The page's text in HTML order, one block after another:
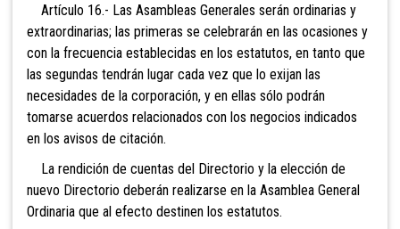
Artículo 16.- Las Asambleas Generales serán ordinarias y
extraordinarias; las primeras se celebrarán en las ocasiones y
con la frecuencia establecidas en los estatutos, en tanto que
las segundas tendrán lugar cada vez que lo exijan las
necesidades de la corporación, y en ellas sólo podrán
tomarse acuerdos relacionados con los negocios indicados
en los avisos de citación.
La rendición de cuentas del Directorio y la elección de
nuevo Directorio deberán realizarse en la Asamblea General
Ordinaria que al efecto destinen los estatutos.